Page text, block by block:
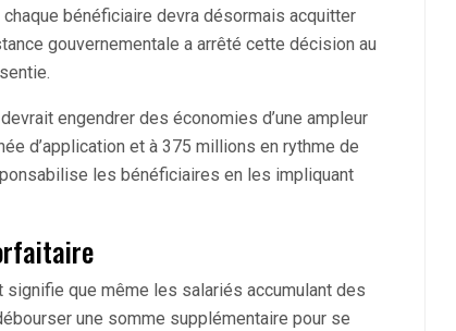
bénéficiaire devra désormais acquitter
gouvernementale a arrêté cette décision au
engendrer des économies d’une ampleur
d’application et à 375 millions en rythme de
les bénéficiaires en les impliquant
que même les salariés accumulant des
une somme supplémentaire pour se